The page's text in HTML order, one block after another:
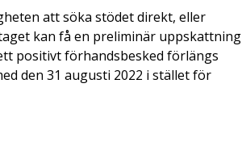
att söka stödet direkt, eller
kan få en preliminär uppskattning
positivt förhandsbesked förlängs
den 31 augusti 2022 i stället för